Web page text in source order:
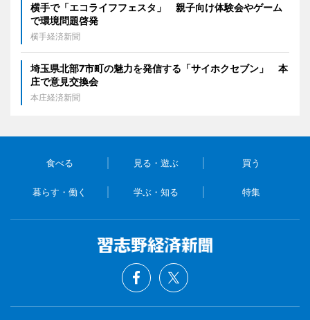
横手で「エコライフフェスタ」 親子向け体験会やゲーム
で環境問題啓発
横手経済新聞
埼玉県北部7市町の魅力を発信する「サイホクセブン」 本
庄で意見交換会
本庄経済新聞
食べる 見る・遊ぶ 買う
暮らす・働く 学ぶ・知る 特集